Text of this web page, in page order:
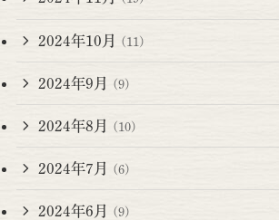
2024年10月 (11)
2024年9月 (9)
2024年8月 (10)
2024年7月 (6)
2024年6月 (9)